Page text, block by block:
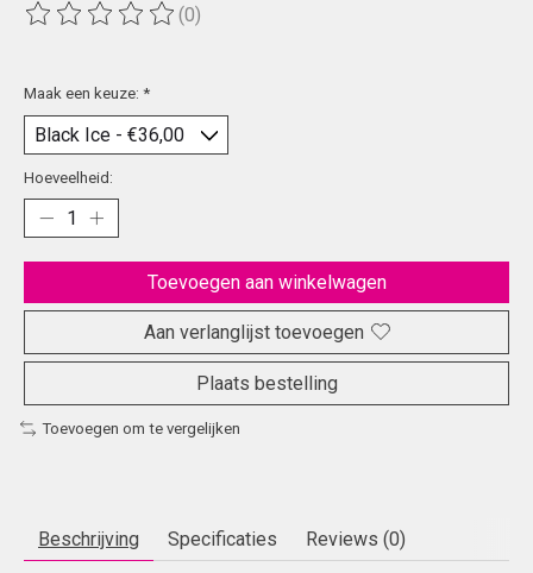
De beoordeling van dit product is
(0)
Maak een keuze: *
Hoeveelheid:
Toevoegen aan winkelwagen
Aan verlanglijst toevoegen
Plaats bestelling
Toevoegen om te vergelijken
Beschrijving Specificaties Reviews (0)